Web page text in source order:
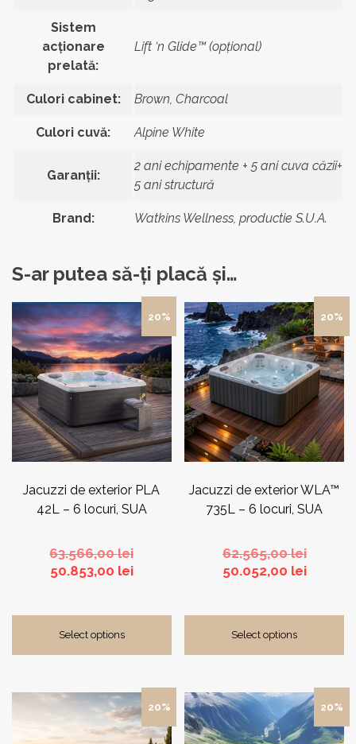
Sistem
acționare
prelată:
Lift ‘n Glide™ (opţional)
Culori cabinet: Brown, Charcoal
Culori cuvă: Alpine White
Garanții:
2 ani echipamente + 5 ani cuva căzii+
5 ani structură
Brand: Watkins Wellness, productie S.U.A.
S-ar putea să-ți placă și…
20%
Jacuzzi de exterior PLA
42L – 6 locuri, SUA
63.566,00leiPrețul
inițial
50.853,00 leiPrețul
Select options
20%
Jacuzzi de exterior WLA™
735L – 6 locuri, SUA
62.565,00leiPrețul
inițial
50.052,00 leiPrețul
Select options
20% 20%